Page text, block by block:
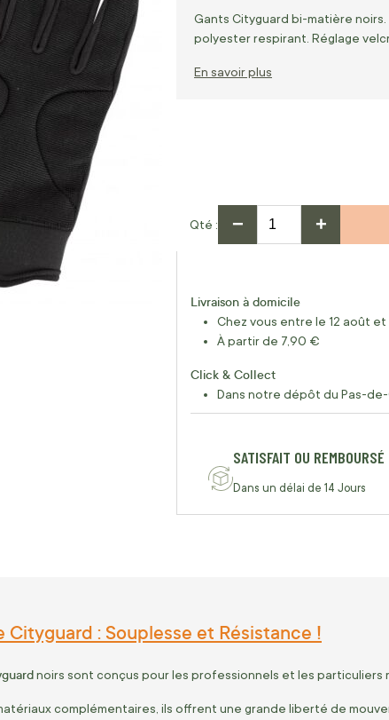
Gants Cityguard bi-matière
polyester respirant. Réglage
En savoir plus
Qté − +
Livraison à domicile
Chez vous entre le 12 août et
À partir de 7,90 €
Click & Collect
Dans notre dépôt du Pas-de-
SATISFAIT OU REMBOURSÉ
Dans un délai de 14 Jours
: Souplesse et Résistance !
noirs sont conçus pour les professionnels et les
complémentaires, ils offrent une grande liberté de